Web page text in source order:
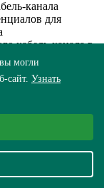
канала
для
кабель-канала в
для кабель-
могли
сайт. Узнать